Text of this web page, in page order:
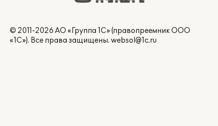
© 2011-2026 АО «Группа 1С» (правопреемник ООО
«1С»). Все права защищены. websol@1c.ru